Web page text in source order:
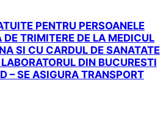
PENTRU PERSOANELE
TRIMITERE DE LA MEDICUL
SI CU CARDUL DE SANATATE
DIN BUCURESTI
– SE ASIGURA TRANSPORT